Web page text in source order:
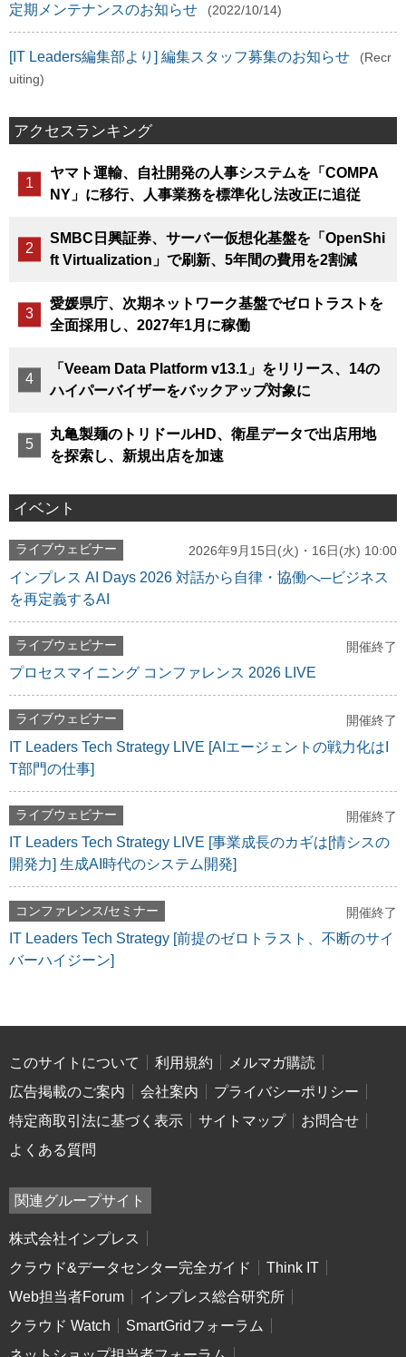
定期メンテナンスのお知らせ (2022/10/14)
[IT Leaders編集部より] 編集スタッフ募集のお知らせ
(Recr
uiting)
アクセスランキング
ヤマト運輸、自社開発の人事システムを「COMPA
NY」に移行、人事業務を標準化し法改正に追従
SMBC日興証券、サーバー仮想化基盤を「OpenShi
ft Virtualization」で刷新、5年間の費用を2割減
愛媛県庁、次期ネットワーク基盤でゼロトラストを
全面採用し、2027年1月に稼働
「Veeam Data Platform v13.1」をリリース、14の
ハイパーバイザーをバックアップ対象に
丸亀製麺のトリドールHD、衛星データで出店用地
を探索し、新規出店を加速
イベント
ライブウェビナー 2026年9月15日(火)・16日(水) 10:00
インプレス AI Days 2026 対話から自律・協働へ─ビジネス
を再定義するAI
ライブウェビナー 開催終了
プロセスマイニング コンファレンス 2026 LIVE
ライブウェビナー 開催終了
IT Leaders Tech Strategy LIVE [AIエージェントの戦力化はI
T部門の仕事]
ライブウェビナー 開催終了
IT Leaders Tech Strategy LIVE [事業成長のカギは[情シスの
開発力] 生成AI時代のシステム開発]
コンファレンス/セミナー 開催終了
IT Leaders Tech Strategy [前提のゼロトラスト、不断のサイ
バーハイジーン]
このサイトについて 利用規約
メルマガ購読
広告掲載のご案内
会社案内
プライバシーポリシー
特定商取引法に基づく表示
サイトマップ
お問合せ
よくある質問
関連グループサイト
株式会社インプレス
クラウド&データセンター完全ガイド
Think IT
Web担当者Forum
インプレス総合研究所
クラウド Watch
SmartGridフォーラム